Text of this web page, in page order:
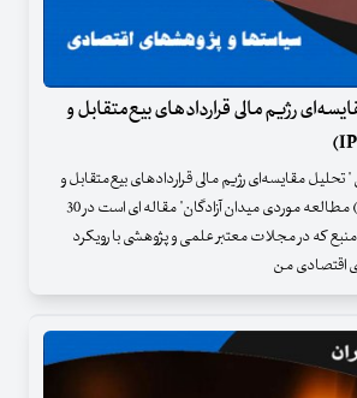
رژیم مالی قراردادهای بیع‌متقابل و
مقایسه‌ای رژیم مالی قراردادهای بیع‌متقابل و
قرارداد نفتی ایران (IPC) مطالعه موردی میدان آزادگان" مقاله ای است در 30
فهرست منبع که در مجلات معتبر علمی و پژوهشی با رویکرد
اقتصادی من